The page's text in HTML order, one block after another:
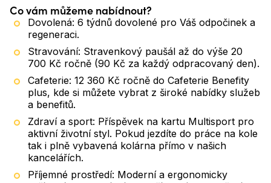
Co vám můžeme nabídnout?
Dovolená: 6 týdnů dovolené pro Váš odpočinek a
regeneraci.
Stravování: Stravenkový paušál až do výše 20
700 Kč ročně (90 Kč za každý odpracovaný den).
Cafeterie: 12 360 Kč ročně do Cafeterie Benefity
plus, kde si můžete vybrat z široké nabídky služeb
a benefitů.
Zdraví a sport: Příspěvek na kartu Multisport pro
aktivní životní styl. Pokud jezdíte do práce na kole
tak i plně vybavená kolárna přímo v našich
kancelářích.
Příjemné prostředí: Moderní a ergonomicky